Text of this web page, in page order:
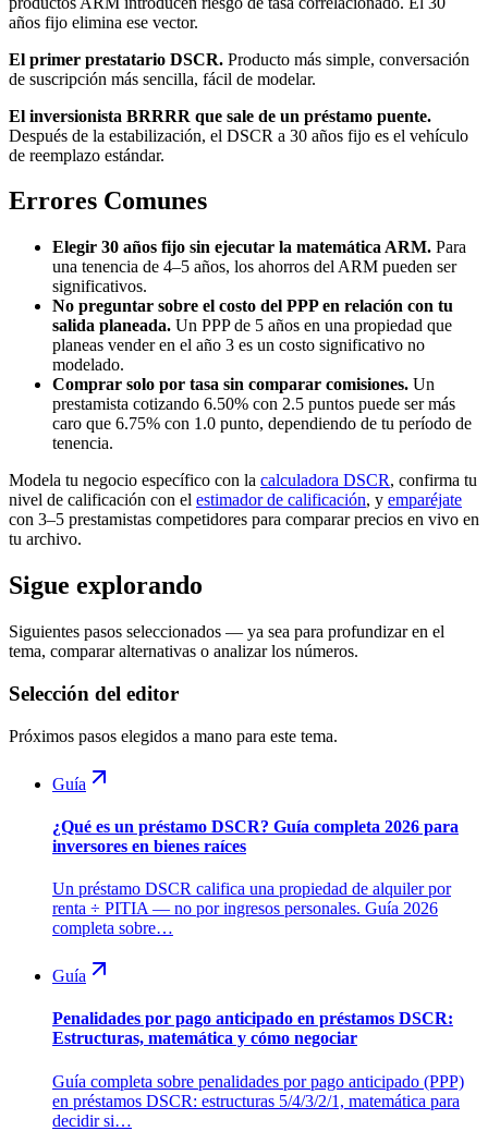
años fijo elimina ese vector.
El primer prestatario DSCR. Producto más simple, conversación
de suscripción más sencilla, fácil de modelar.
El inversionista BRRRR que sale de un préstamo puente.
Después de la estabilización, el DSCR a 30 años fijo es el vehículo
de reemplazo estándar.
Errores Comunes
Elegir 30 años fijo sin ejecutar la matemática ARM. Para
una tenencia de 4–5 años, los ahorros del ARM pueden ser
significativos.
No preguntar sobre el costo del PPP en relación con tu
salida planeada. Un PPP de 5 años en una propiedad que
planeas vender en el año 3 es un costo significativo no
modelado.
Comprar solo por tasa sin comparar comisiones. Un
prestamista cotizando 6.50% con 2.5 puntos puede ser más
caro que 6.75% con 1.0 punto, dependiendo de tu período de
tenencia.
Modela tu negocio específico con la calculadora DSCR, confirma tu
nivel de calificación con el estimador de calificación, y emparéjate
con 3–5 prestamistas competidores para comparar precios en vivo en
tu archivo.
Sigue explorando
Siguientes pasos seleccionados — ya sea para profundizar en el
tema, comparar alternativas o analizar los números.
Selección del editor
Próximos pasos elegidos a mano para este tema.
Guía
¿Qué es un préstamo DSCR? Guía completa 2026 para
inversores en bienes raíces
Un préstamo DSCR califica una propiedad de alquiler por
renta ÷ PITIA — no por ingresos personales. Guía 2026
completa sobre…
Guía
Penalidades por pago anticipado en préstamos DSCR:
Estructuras, matemática y cómo negociar
Guía completa sobre penalidades por pago anticipado (PPP)
en préstamos DSCR: estructuras 5/4/3/2/1, matemática para
decidir si…